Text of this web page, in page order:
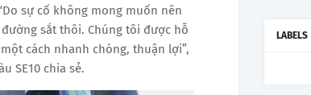
sự cố không mong muốn nên
sắt thôi. Chúng tôi được hỗ
cách nhanh chóng, thuận lợi”,
SE10 chia sẻ.
LABELS